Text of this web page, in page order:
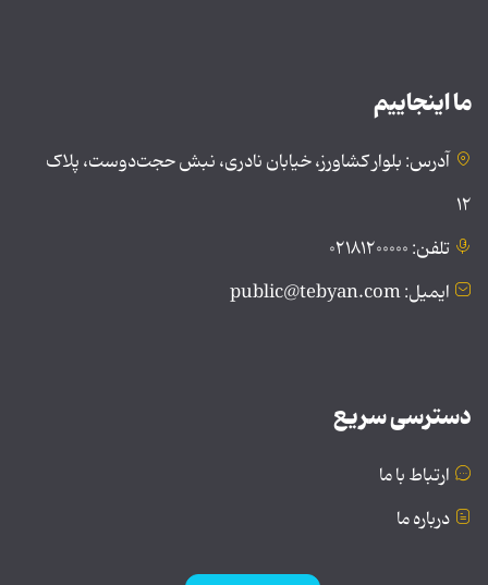
ما اینجاییم
آدرس: بلوار کشاورز، خیابان نادری، نبش حجت‌دوست، پلاک
۱۲
تلفن: ۰۲۱۸۱۲۰۰۰۰۰
ایمیل: public@tebyan.com
دسترسی سریع
ارتباط با ما
درباره ما